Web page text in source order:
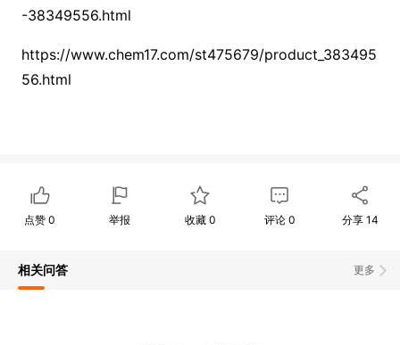
-38349556.html
https://www.chem17.com/st475679/product_383495
56.html
点赞0 举报 收藏 0 评论0 分享 14
更多
相关问答